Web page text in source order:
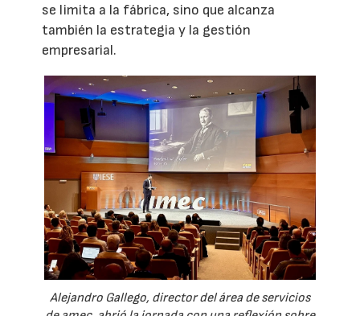
se limita a la fábrica, sino que alcanza
también la estrategia y la gestión
empresarial.
Alejandro Gallego, director del área de servicios